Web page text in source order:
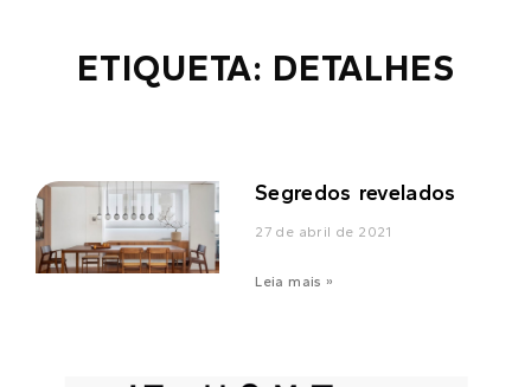
ETIQUETA: DETALHES
Segredos revelados
27 de abril de 2021
Leia mais »